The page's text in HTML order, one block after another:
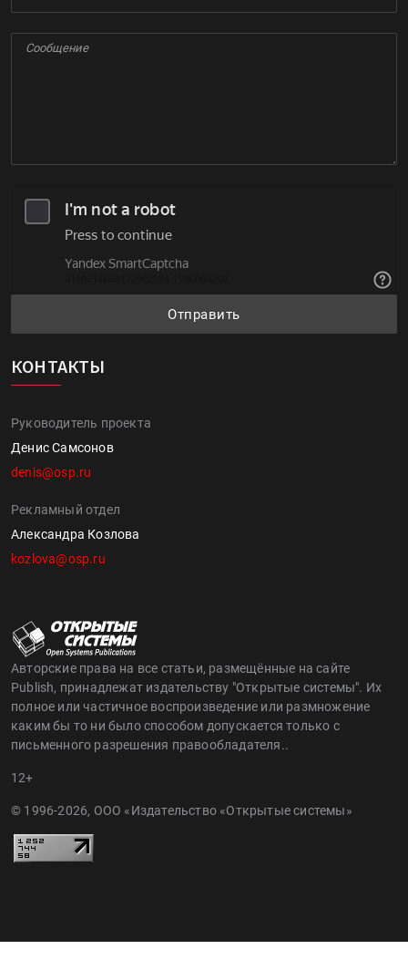
Отправить
КОНТАКТЫ
Руководитель проекта
Денис Самсонов
denis@osp.ru
Рекламный отдел
Александра Козлова
kozlova@osp.ru
Авторские права на все статьи, размещённые на сайте
Publish, принадлежат издательству "Открытые системы". Их
полное или частичное воспроизведение или размножение
каким бы то ни было способом допускается только с
письменного разрешения правообладателя..
12+
© 1996-2026, ООО «Издательство «Открытые системы»